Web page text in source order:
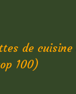
de cuisine
100)